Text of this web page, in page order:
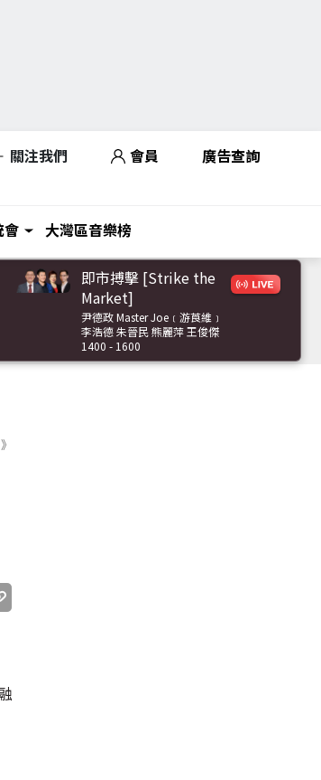
關注我們 會員 廣告查詢
會 大灣區音樂榜
即市搏擊 [Strike the
Market]
尹德政 Master Joe﹝游莨維﹞
李浩德 朱晉民 熊麗萍 王俊傑
1400 - 1600